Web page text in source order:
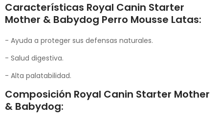
Características Royal Canin Starter
Mother & Babydog Perro Mousse Latas:
- Ayuda a proteger sus defensas naturales.
- Salud digestiva.
- Alta palatabilidad.
Composición Royal Canin Starter Mother
& Babydog: